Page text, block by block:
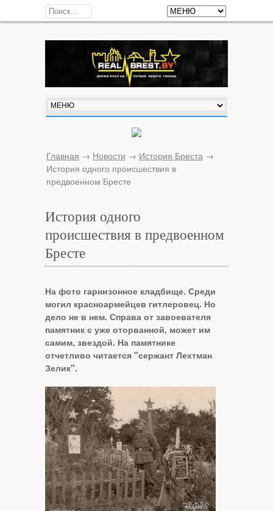
Главная → Новости → История Бреста →
История одного происшествия в
предвоенном Бресте
История одного
происшествия в предвоенном
Бресте
На фото гарнизонное кладбище. Среди
могил красноармейцев гитлеровец. Но
дело не в нем. Справа от завоевателя
памятник с уже оторванной, может им
самим, звездой. На памятнике
отчетливо читается "сержант Лехтман
Зелик".